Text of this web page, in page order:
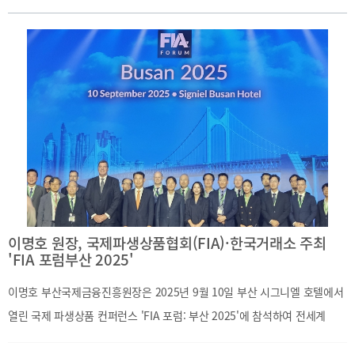
활성화에 대한 필요성을 환기시켰으며, 더불어 재학생들이 생각하는
부산금융중심지 발전 방향에 대해 청취하고 논의하였습니다.
이명호 원장, 국제파생상품협회(FIA)·한국거래소 주최
'FIA 포럼부산 2025'
이명호 부산국제금융진흥원장은 2025년 9월 10일 부산 시그니엘 호텔에서
열린 국제 파생상품 컨퍼런스 'FIA 포럼: 부산 2025'에 참석하여 전세계